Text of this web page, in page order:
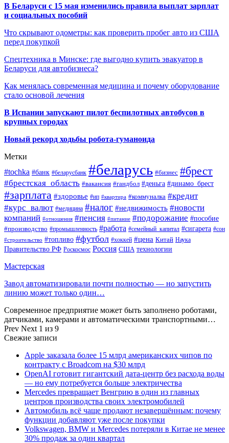
В Беларуси с 15 мая изменились правила выплат зарплат
и социальных пособий
Что скрывают одометры: как проверить пробег авто из США
перед покупкой
Спецтехника в Минске: где выгодно купить эвакуатор в
Беларуси для автобизнеса?
Как менялась современная медицина и почему оборудование
стало основой лечения
В Испании запускают пилот беспилотных автобусов в
крупных городах
Новый рекорд ходьбы робота-гуманоида
Метки
#tochka #банк #беларусбанк #беларусь #бизнес #брест
#брестская_область #вакансия #гандбол #деньга #динамо_брест
#зарплата #здоровье #ип #квартира #коммуналка #кредит
#курс_валют #медицина #налог #недвижимость #новости
компаний #отношения #пенсия #питание #подорожание #пособие
#производство #промышленность #работа #семейный_капитал #сигарета #сон
#строительство #топливо #футбол #хоккей #цена Китай Наука
Правительство РФ Роскосмос Россия США технологии
Мастерская
Завод автоматизировали почти полностью — но запустить
линию может только один…
Современное предприятие может быть заполнено роботами,
датчиками, камерами и автоматическими транспортными…
Prev Next 1 из 9
Свежие записи
Apple заказала более 15 млрд американских чипов по
контракту с Broadcom на $30 млрд
OpenAI готовит гигантский дата-центр без расхода воды
— но ему потребуется больше электричества
Mercedes превращает Венгрию в один из главных
центров производства своих электромобилей
Автомобиль всё чаще продают незавершённым: почему
функции добавляют уже после покупки
Volkswagen, BMW и Mercedes потеряли в Китае не менее
30% продаж за один квартал